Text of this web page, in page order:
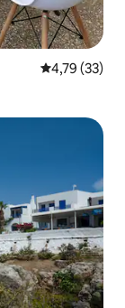
4,79 de uma
4,79 (33)